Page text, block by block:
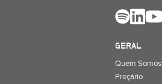
GERAL
Quem Somos
Preçário